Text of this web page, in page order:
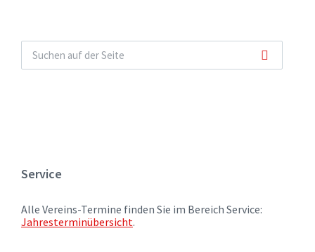
Service
Alle Vereins-Termine finden Sie im Bereich Service:
Jahresterminübersicht.